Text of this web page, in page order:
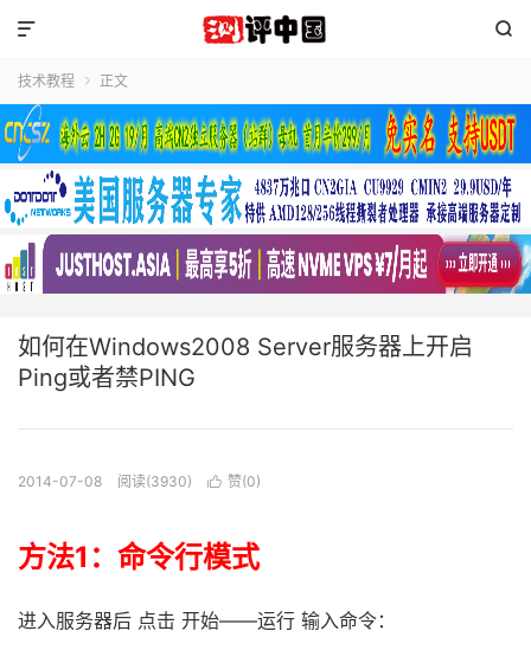


技术教程  正文
如何在Windows2008 Server服务器上开启
Ping或者禁PING
2014-07-08 阅读(3930)  赞(0)
方法1：命令行模式
进入服务器后 点击 开始——运行 输入命令：